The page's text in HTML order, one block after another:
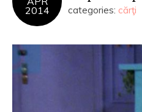
2014 categories: cărţi